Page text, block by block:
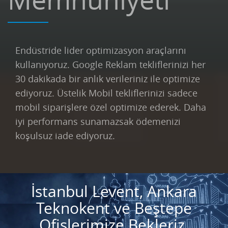
Endüstride lider optimizasyon araçlarını
kullanıyoruz. Google Reklam tekliflerinizi her
30 dakikada bir anlık verileriniz ile optimize
ediyoruz. Üstelik Mobil tekliflerinizi sadece
mobil siparişlere özel optimize ederek. Daha
iyi performans sunamazsak ödemenizi
koşulsuz iade ediyoruz.
İstanbul Levent, Ankara
Teknokent ve Beştepe